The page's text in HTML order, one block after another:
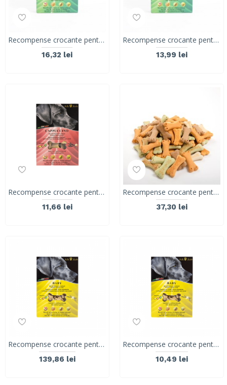
Recompense crocante pentru caini, ROLLS ROCKY FRESH, biscuiti sanatosi, 300 g
16,32 lei
Recompense crocante pentru caini, ROLLS ROCKY FRESH Mint, biscuiti sanatosi, 300 g
13,99 lei
Recompense crocante pentru caini, ROLLS ROCKY CAPPUCCINO, biscuiti traditionali, 300g
11,66 lei
Recompense crocante pentru caini, ROLLS ROCKY BISCOSSONE, biscuiti traditionali, 16x-50g
37,30 lei
Recompense crocante pentru caini, ROLLS ROCKY BABY, biscuiti traditionali, 8kg
139,86 lei
Recompense crocante pentru caini, ROLLS ROCKY BABY, biscuiti traditionali, 300g
10,49 lei